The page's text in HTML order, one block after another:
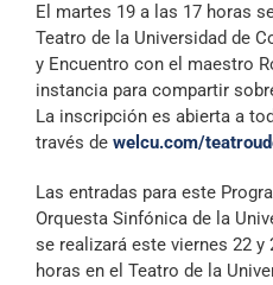
El martes 19 a las 17 horas
Teatro de la Universidad de
y Encuentro con el maestro
instancia para compartir
La inscripción es abierta a
través de welcu.com/
Las entradas para este
Orquesta Sinfónica de la
se realizará este viernes 22 y
horas en el Teatro de la